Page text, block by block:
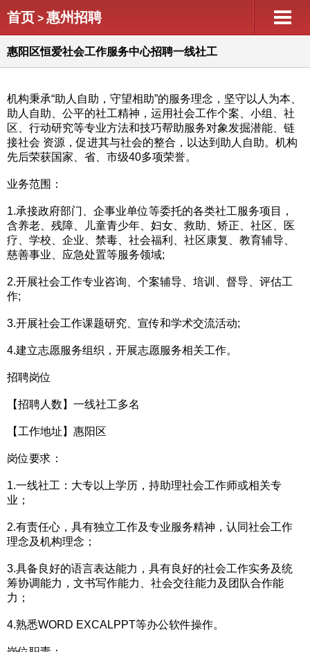
首页 > 惠州招聘
惠阳区恒爱社会工作服务中心招聘一线社工
机构秉承“助人自助，守望相助”的服务理念，坚守以人为本、
助人自助、公平的社工精神，运用社会工作个案、小组、社
区、行动研究等专业方法和技巧帮助服务对象发掘潜能、链
接社会 资源，促进其与社会的整合，以达到助人自助。机构
先后荣获国家、省、市级40多项荣誉。
业务范围：
1.承接政府部门、企事业单位等委托的各类社工服务项目，
含养老、残障、儿童青少年、妇女、救助、矫正、社区、医
疗、学校、企业、禁毒、社会福利、社区康复、教育辅导、
慈善事业、应急处置等服务领域;
2.开展社会工作专业咨询、个案辅导、培训、督导、评估工
作;
3.开展社会工作课题研究、宣传和学术交流活动;
4.建立志愿服务组织，开展志愿服务相关工作。
招聘岗位
【招聘人数】一线社工多名
【工作地址】惠阳区
岗位要求：
1.一线社工：大专以上学历，持助理社会工作师或相关专
业；
2.有责任心，具有独立工作及专业服务精神，认同社会工作
理念及机构理念；
3.具备良好的语言表达能力，具有良好的社会工作实务及统
筹协调能力，文书写作能力、社会交往能力及团队合作能
力；
4.熟悉WORD EXCALPPT等办公软件操作。